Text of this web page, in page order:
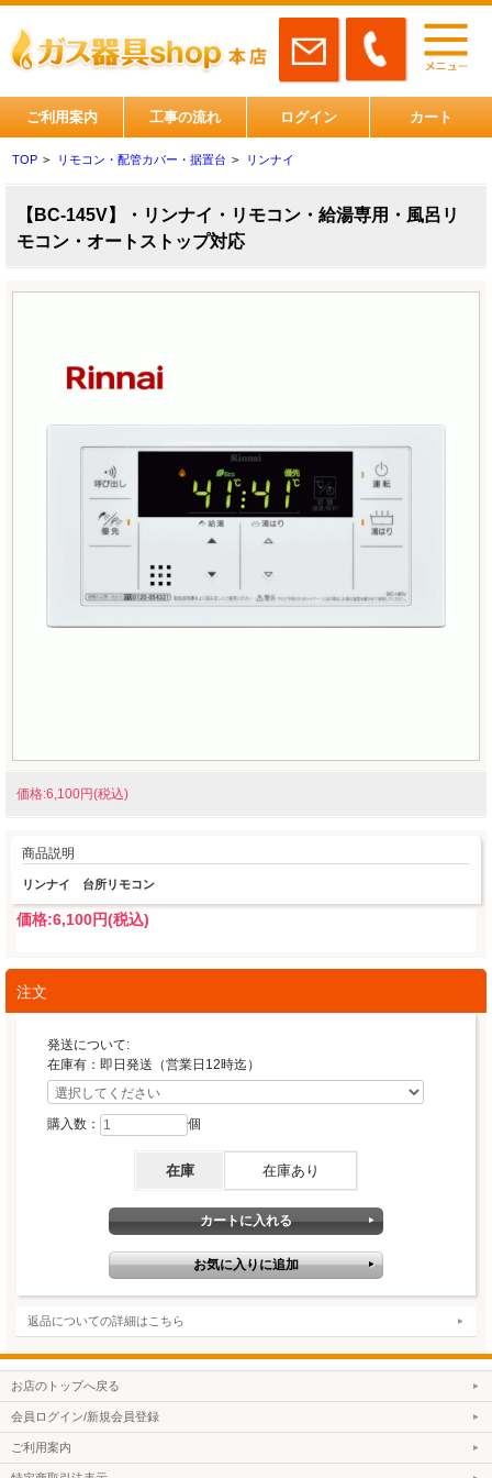
ご利用案内 工事の流れ ログイン カート
TOP > リモコン・配管カバー・据置台 > リンナイ
【BC-145V】・リンナイ・リモコン・給湯専用・風呂リ
モコン・オートストップ対応
価格:6,100円(税込)
商品説明
リンナイ 台所リモコン
価格:6,100円(税込)
注文
発送について:
在庫有：即日発送（営業日12時迄）
購入数： 個
在庫 在庫あり
返品についての詳細はこちら
お店のトップへ戻る
会員ログイン/新規会員登録
ご利用案内